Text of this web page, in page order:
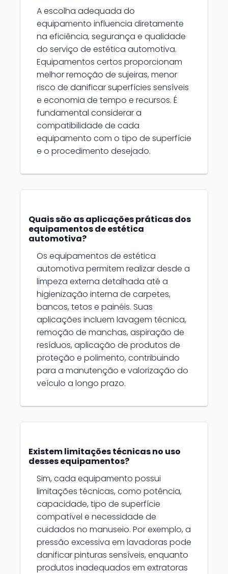
A escolha adequada do
equipamento influencia diretamente
na eficiência, segurança e qualidade
do serviço de estética automotiva.
Equipamentos certos proporcionam
melhor remoção de sujeiras, menor
risco de danificar superfícies sensíveis
e economia de tempo e recursos. É
fundamental considerar a
compatibilidade de cada
equipamento com o tipo de superfície
e o procedimento desejado.
Quais são as aplicações práticas dos
equipamentos de estética
automotiva?
Os equipamentos de estética
automotiva permitem realizar desde a
limpeza externa detalhada até a
higienização interna de carpetes,
bancos, tetos e painéis. Suas
aplicações incluem lavagem técnica,
remoção de manchas, aspiração de
resíduos, aplicação de produtos de
proteção e polimento, contribuindo
para a manutenção e valorização do
veículo a longo prazo.
Existem limitações técnicas no uso
desses equipamentos?
Sim, cada equipamento possui
limitações técnicas, como potência,
capacidade, tipo de superfície
compatível e necessidade de
cuidados no manuseio. Por exemplo, a
pressão excessiva em lavadoras pode
danificar pinturas sensíveis, enquanto
produtos inadequados em extratoras